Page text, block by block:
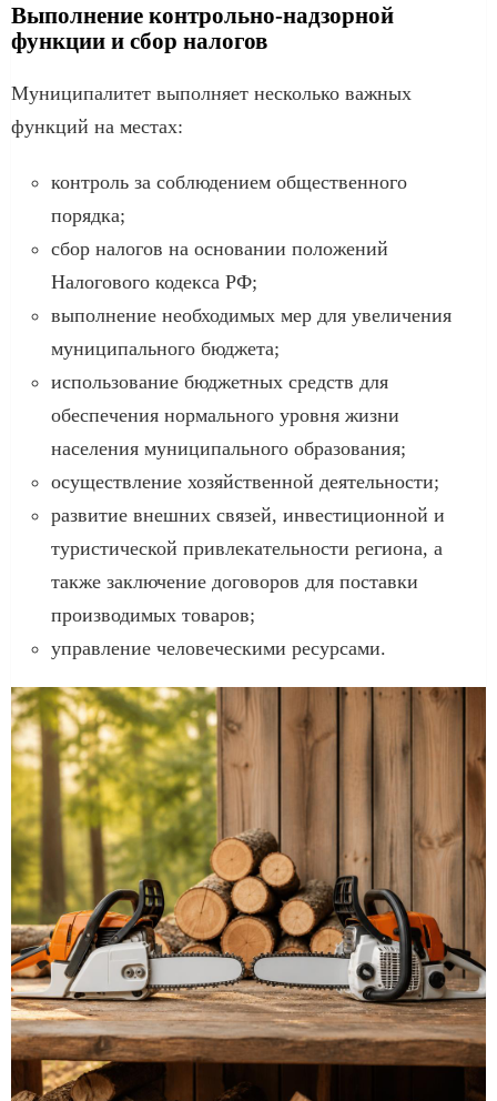
Выполнение контрольно-надзорной
функции и сбор налогов
Муниципалитет выполняет несколько важных
функций на местах:
контроль за соблюдением общественного
порядка;
сбор налогов на основании положений
Налогового кодекса РФ;
выполнение необходимых мер для увеличения
муниципального бюджета;
использование бюджетных средств для
обеспечения нормального уровня жизни
населения муниципального образования;
осуществление хозяйственной деятельности;
развитие внешних связей, инвестиционной и
туристической привлекательности региона, а
также заключение договоров для поставки
производимых товаров;
управление человеческими ресурсами.